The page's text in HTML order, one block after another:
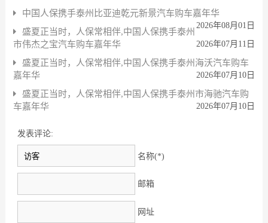
中国人保携手泰州比亚迪乾元新景汽车购车嘉年华
2026年08月01日
盛夏正当时，人保常相伴,中国人保携手泰州
市伟杰之宝汽车购车嘉年华
2026年07月11日
盛夏正当时，人保常相伴,中国人保携手泰州海沃汽车购车
嘉年华
2026年07月10日
盛夏正当时，人保常相伴,中国人保携手泰州市海驰汽车购
车嘉年华
2026年07月10日
发表评论:
名称(*)
邮箱
网址